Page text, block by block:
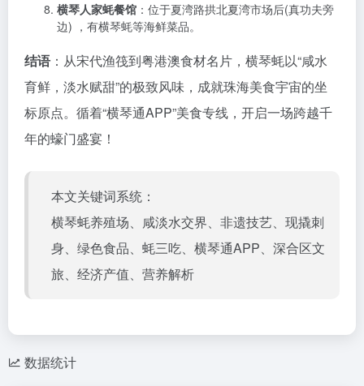
​横琴人家蚝餐馆​ ​：位于夏湾路拱北夏湾市场后(真功夫旁
边) ，有横琴蚝等海鲜菜品。
结语 ：从宋代渔筏到粤港澳食材名片，横琴蚝以“咸水
育鲜，淡水赋甜”的极致风味，成就珠海美食宇宙的坐
标原点。循着“横琴通APP”美食专线，开启一场跨越千
年的蠔门盛宴！
本文关键词系统：
横琴蚝养殖场、咸淡水交界、非遗技艺、现撬刺
身、绿色食品、蚝三吃、横琴通APP、深合区文
旅、经济产值、营养解析
数据统计